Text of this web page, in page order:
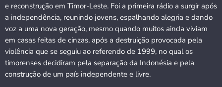
e reconstrução em Timor-Leste. Foi a primeira rádio a surgir após
a independência, reunindo jovens, espalhando alegria e dando
voz a uma nova geração, mesmo quando muitos ainda viviam
em casas feitas de cinzas, após a destruição provocada pela
violência que se seguiu ao referendo de 1999, no qual os
timorenses decidiram pela separação da Indonésia e pela
construção de um país independente e livre.